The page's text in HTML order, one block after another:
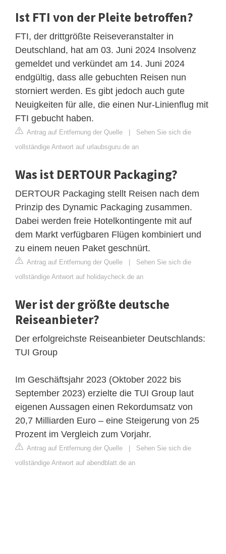
Ist FTI von der Pleite betroffen?
FTI, der drittgrößte Reiseveranstalter in
Deutschland, hat am 03. Juni 2024 Insolvenz
gemeldet und verkündet am 14. Juni 2024
endgültig, dass alle gebuchten Reisen nun
storniert werden. Es gibt jedoch auch gute
Neuigkeiten für alle, die einen Nur-Linienflug mit
FTI gebucht haben.
Antrag auf Entfernung der Quelle | Sehen Sie sich die
vollständige Antwort auf urlaubsguru.de an
Was ist DERTOUR Packaging?
DERTOUR Packaging stellt Reisen nach dem
Prinzip des Dynamic Packaging zusammen.
Dabei werden freie Hotelkontingente mit auf
dem Markt verfügbaren Flügen kombiniert und
zu einem neuen Paket geschnürt.
Antrag auf Entfernung der Quelle | Sehen Sie sich die
vollständige Antwort auf holidaycheck.de an
Wer ist der größte deutsche
Reiseanbieter?
Der erfolgreichste Reiseanbieter Deutschlands:
TUI Group
Im Geschäftsjahr 2023 (Oktober 2022 bis
September 2023) erzielte die TUI Group laut
eigenen Aussagen einen Rekordumsatz von
20,7 Milliarden Euro – eine Steigerung von 25
Prozent im Vergleich zum Vorjahr.
Antrag auf Entfernung der Quelle | Sehen Sie sich die
vollständige Antwort auf abendblatt.de an